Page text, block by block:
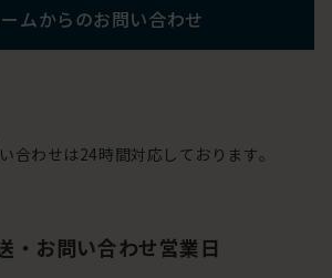
ムからのお問い合わせ
合わせは24時間対応しております。
・お問い合わせ営業日